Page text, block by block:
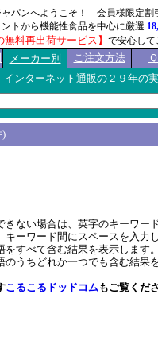
ャパンへようこそ！ 会員様限定割
トから機能性食品を中心に厳選
無料再出荷サービス】 で安心し
メーカー別 ご注文方法
インターネット通販の２９年の
)
きない場合は、英字のキーワー
キーワード間にスペースを入力
べて含む結果を表示します
うちどれか一つでも含む結果
こるこるドッドコムもご覧くだ